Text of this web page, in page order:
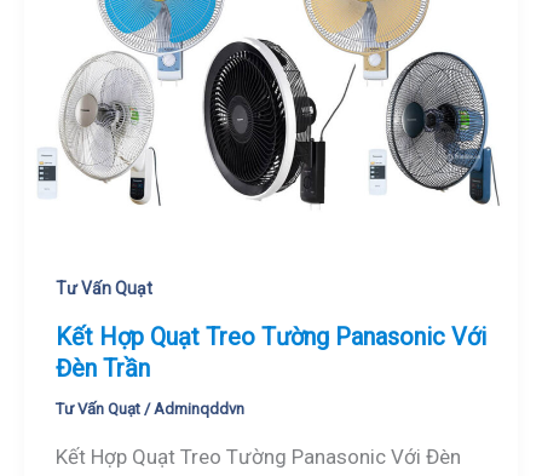
Tư Vấn Quạt
Kết Hợp Quạt Treo Tường Panasonic Với
Đèn Trần
Tư Vấn Quạt/ Adminqddvn
Kết Hợp Quạt Treo Tường Panasonic Với Đèn